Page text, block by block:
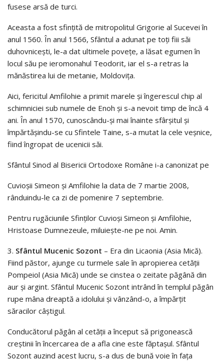
fusese arsă de turci.
Aceasta a fost sfinţită de mitropolitul Grigorie al Sucevei în
anul 1560. În anul 1566, Sfântul a adunat pe toţi fiii săi
duhovniceşti, le-a dat ultimele poveţe, a lăsat egumen în
locul său pe ieromonahul Teodorit, iar el s-a retras la
mănăstirea lui de metanie, Moldoviţa.
Aici, fericitul Amfilohie a primit marele şi îngerescul chip al
schimniciei sub numele de Enoh şi s-a nevoit timp de încă 4
ani. În anul 1570, cunoscându-şi mai înainte sfârşitul şi
împărtăşindu-se cu Sfintele Taine, s-a mutat la cele veşnice,
fiind îngropat de ucenicii săi.
Sfântul Sinod al Bisericii Ortodoxe Române i-a canonizat pe
Cuvioşii Simeon şi Amfilohie la data de 7 martie 2008,
rânduindu-le ca zi de pomenire 7 septembrie.
Pentru rugăciunile Sfinţilor Cuvioşi Simeon şi Amfilohie,
Hristoase Dumnezeule, miluieşte-ne pe noi. Amin.
3. Sfântul Mucenic Sozont – Era din Licaonia (Asia Mică).
Fiind păstor, ajunge cu turmele sale în apropierea cetății
Pompeiol (Asia Mică) unde se cinstea o zeitate păgână din
aur și argint. Sfântul Mucenic Sozont intrând în templul păgân
rupe mâna dreaptă a idolului și vânzând-o, a împărțit
săracilor câștigul.
Conducătorul păgân al cetății a început să prigonească
creștinii în încercarea de a afla cine este făptașul. Sfântul
Sozont auzind acest lucru, s-a dus de bună voie în fața